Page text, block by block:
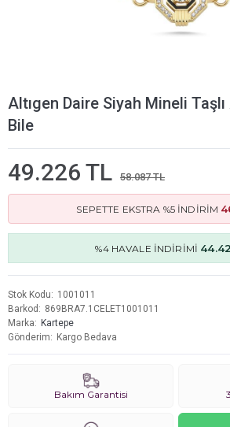
Altıgen Daire Siyah Mineli
Bile
49.226 TL 58.087 TL
SEPETTE EKSTRA %5 İNDİRİM
%4 HAVALE İNDİRİMİ
Stok Kodu
1001011
Barkod
869BRA7.1CELET1001011
Marka
Kartepe
Gönderim
Kargo Bedava
Bakım Garantisi